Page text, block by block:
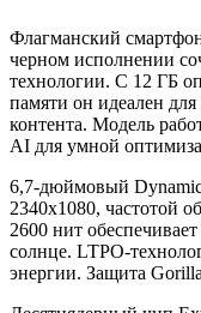
Флагманский
черном исполнении
технологии. С 12 ГБ
памяти он идеален
контента. Модель
AI для умной
6,7-дюймовый
2340x1080, частотой
2600 нит
солнце. LTPO-
энергии. Защита